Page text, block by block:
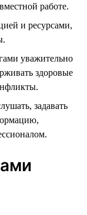
работе.
и ресурсами,
уважительно
здоровые
задавать